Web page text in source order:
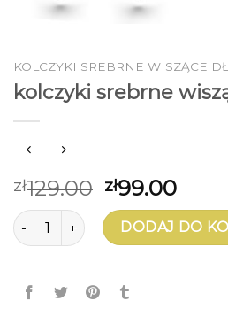
KOLCZYKI SREBRNE WISZĄCE
kolczyki srebrne
zł129.00 zł99.00
ilość kolczyki srebrne wiszące
DODAJ DO